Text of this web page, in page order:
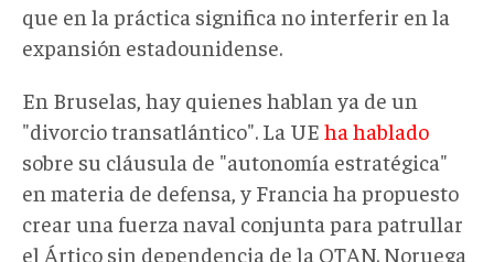
que en la práctica significa no interferir en la
expansión estadounidense.
En Bruselas, hay quienes hablan ya de un
"divorcio transatlántico". La UE ha hablado
sobre su cláusula de "autonomía estratégica"
en materia de defensa, y Francia ha propuesto
crear una fuerza naval conjunta para patrullar
el Ártico sin dependencia de la OTAN. Noruega